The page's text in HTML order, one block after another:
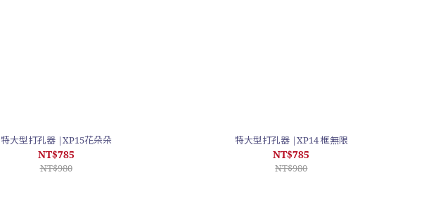
特大型打孔器 |XP15花朵朵
NT$785
NT$980
特大型打孔器 |XP14 框無限
NT$785
NT$980